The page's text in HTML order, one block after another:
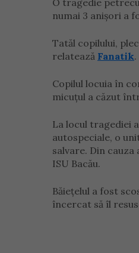
O tragedie
numai 3 anișori a
Tatăl copilului,
relatează Fanatik.
Copilul locuia în
micuțul a căzut
La locul tragediei
autospeciale, o
salvare. Din
ISU Bacău.
Băiețelul a fost
încercat să îl